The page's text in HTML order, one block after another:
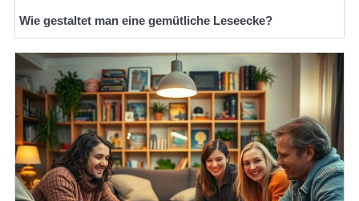
Wie gestaltet man eine gemütliche Leseecke?